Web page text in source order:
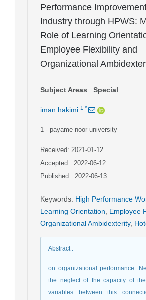
Performance
Industry through HPWS:
Role of Learning
Employee Flexibility and
Organizational
Subject Areas : Special
iman hakimi 1 *
1 - payame noor university
Received: 2021-01-12
Accepted : 2022-06-12
Published : 2022-06-13
Keywords: High Performance
Learning Orientation
Employee
Organizational Ambidexterity,
Abstract:
on organizational performance.
the neglect of the capacity of
variables between this